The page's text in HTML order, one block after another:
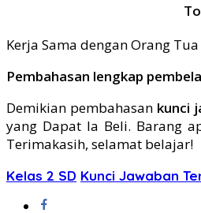
Kerja Sama dengan Orang
Pembahasan lengkap
Demikian pembahasan kunci
yang Dapat Ia Beli. Barang
Terimakasih, selamat belajar!
Kelas 2 SD Kunci Jawaban